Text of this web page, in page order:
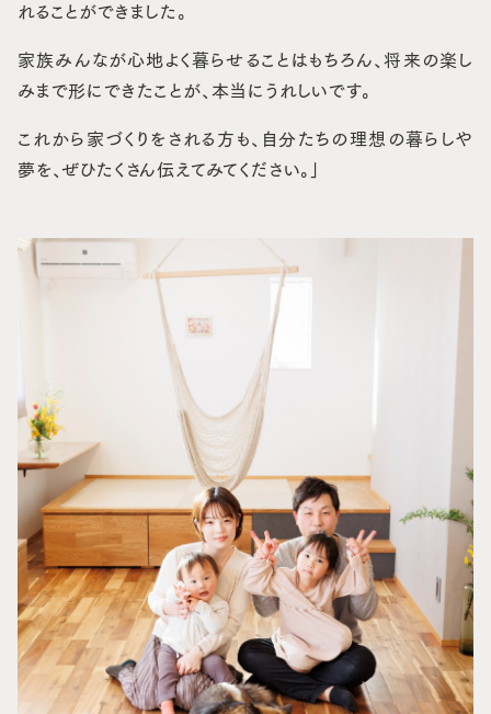
れることができました。
家族みんなが心地よく暮らせることはもちろん、将来の楽し
みまで形にできたことが、本当にうれしいです。
これから家づくりをされる方も、自分たちの理想の暮らしや
夢を、ぜひたくさん伝えてみてください。」